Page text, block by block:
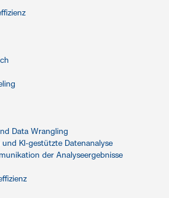
Data Wrangling
KI-gestützte Datenanalyse
der Analyseergebnisse